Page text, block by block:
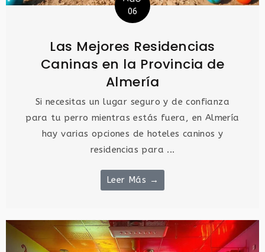
06
Las Mejores Residencias
Caninas en la Provincia de
Almería
Si necesitas un lugar seguro y de confianza
para tu perro mientras estás fuera, en Almería
hay varias opciones de hoteles caninos y
residencias para ...
Leer Más →